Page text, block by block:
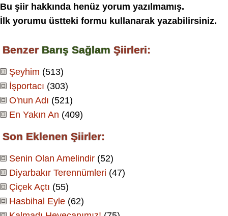
Bu şiir hakkında henüz yorum yazılmamış.
İlk yorumu üstteki formu kullanarak yazabilirsiniz.
Benzer Barış Sağlam Şiirleri:
Şeyhim (513)
İşportacı (303)
O'nun Adı (521)
En Yakın An (409)
Son Eklenen Şiirler:
Senin Olan Amelindir (52)
Diyarbakır Terennümleri (47)
Çiçek Açtı (55)
Hasbihal Eyle (62)